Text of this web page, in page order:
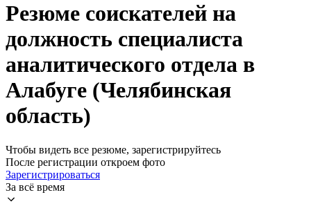
Резюме соискателей на
должность специалиста
аналитического отдела в
Алабуге (Челябинская
область)
Чтобы видеть все резюме, зарегистрируйтесь
После регистрации откроем фото
Зарегистрироваться
За всё время